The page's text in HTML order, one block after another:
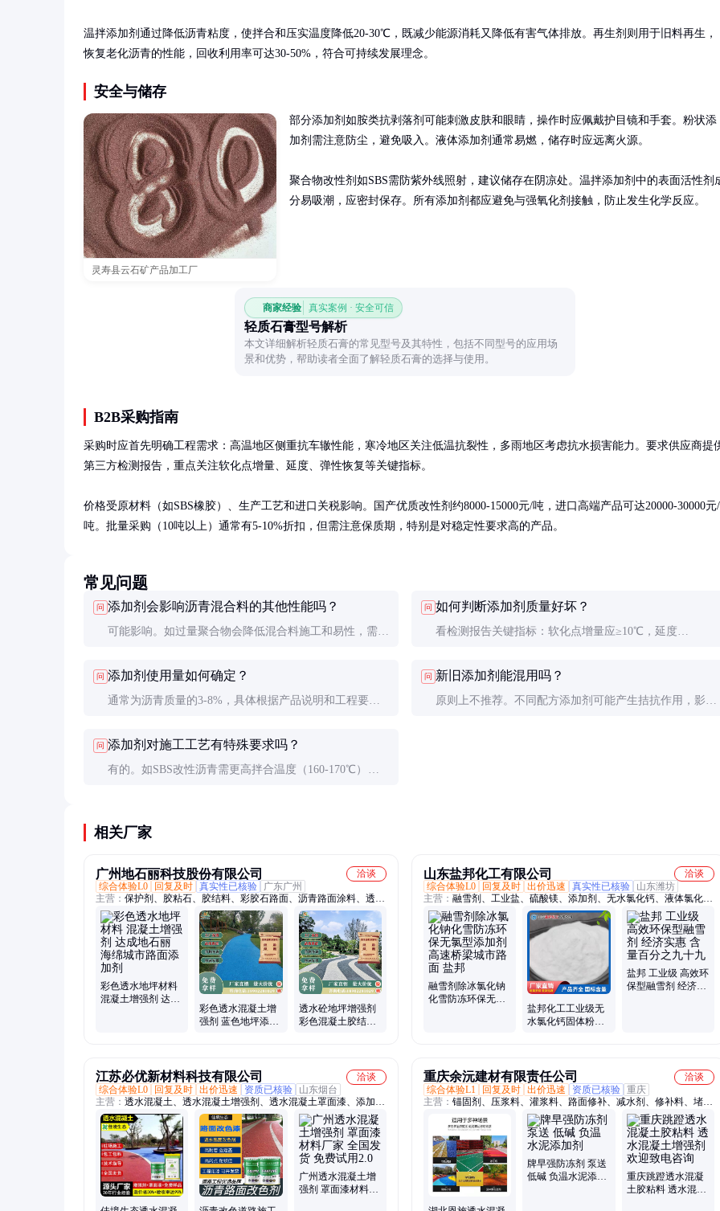
温拌添加剂通过降低沥青粘度，使拌合和压实温度降低20-30℃，既减少能源消耗又降低有害气体排放。再生剂则用于旧料再生，
恢复老化沥青的性能，回收利用率可达30-50%，符合可持续发展理念。
安全与储存
灵寿县云石矿产品加工厂
部分添加剂如胺类抗剥落剂可能刺激皮肤和眼睛，操作时应佩戴护目镜和手套。粉状添
加剂需注意防尘，避免吸入。液体添加剂通常易燃，储存时应远离火源。
聚合物改性剂如SBS需防紫外线照射，建议储存在阴凉处。温拌添加剂中的表面活性剂
分易吸潮，应密封保存。所有添加剂都应避免与强氧化剂接触，防止发生化学反应。
商家经验 真实案例 · 安全可信
轻质石膏型号解析
本文详细解析轻质石膏的常见型号及其特性，包括不同型号的应用场
景和优势，帮助读者全面了解轻质石膏的选择与使用。
B2B采购指南
采购时应首先明确工程需求：高温地区侧重抗车辙性能，寒冷地区关注低温抗裂性，多雨地区考虑抗水损害能力。要求供应商提
第三方检测报告，重点关注软化点增量、延度、弹性恢复等关键指标。
价格受原材料（如SBS橡胶）、生产工艺和进口关税影响。国产优质改性剂约8000-15000元/吨，进口高端产品可达20000-30000元/
吨。批量采购（10吨以上）通常有5-10%折扣，但需注意保质期，特别是对稳定性要求高的产品。
常见问题
问 添加剂会影响沥青混合料的其他性能吗？
可能影响。如过量聚合物会降低混合料施工和易性，需优
段验证。
问 如何判断添加剂质量好坏？
看检测报告关键指标：软化点增量应≥10℃，延度
稳定性，储存后不应出现分层或结块。
问 添加剂使用量如何确定？
通常为沥青质量的3-8%，具体根据产品说明和工程要
通过试验确定最佳掺量。
问 新旧添加剂能混用吗？
原则上不推荐。不同配方添加剂可能产生拮抗作用，影响
问 添加剂对施工工艺有特殊要求吗？
有的。如SBS改性沥青需更高拌合温度（160-170℃）和
相关厂家
广州地石丽科技股份有限公司
洽谈
综合体验L0
回复及时 真实性已核验
广东广州
主营： 保护剂、胶粘石、胶结料、彩胶石路面、沥青路面涂料、透水
沥青、石子胶粘剂、地面改色剂、石子粘接剂、混凝土地面、透水混
凝土、双丙聚氨酯、透水石地坪、砾石胶粘剂、混凝土增强剂、水泥
压印地面、改色用罩面漆、改性环氧树脂、透水地坪材料、地石丽地
坪胶、彩胶石耐候胶、透明石子胶水、混凝土罩面漆、压模地坪光亮
剂、彩胶石专用胶水
彩色透水地坪材料
混凝土增强剂 达成
彩色透水混凝土增
强剂 蓝色地坪添加
透水砼地坪增强剂
彩色混凝土胶结料
山东盐邦化工有限公司
洽谈
综合体验L0
回复及时 出价迅速 真实性已核验
山东潍坊
主营： 融雪剂、工业盐、硫酸镁、添加剂、无水氯化钙、液体氯化
钙、精制软水盐、二水氯化钙、工业氯化镁、无水亚硫酸钠
融雪剂除冰氯化钠
化雪防冻环保无氯
盐邦化工工业级无
水氯化钙固体粉末
盐邦 工业级 高效环
保型融雪剂 经济实
江苏必优新材料科技有限公司
洽谈
综合体验L0
回复及时 出价迅速 资质已核验
山东烟台
主营： 透水混凝土、透水混凝土增强剂、透水混凝土罩面漆、添加
剂、沥青改色剂、压花地坪、冷板沥青
广州透水混凝土增
强剂 罩面漆材料厂
重庆余沅建材有限责任公司
洽谈
综合体验L1
回复及时 出价迅速 资质已核验 重庆
主营： 锚固剂、压浆料、灌浆料、路面修补、减水剂、修补料、堵漏
剂、砂浆王、钢纤维、膨胀剂、速凝剂、露骨修补、抗裂砂浆、房屋
防水、桥梁加固、防水砂浆、加固砂浆、粘结砂浆、甲基纤维素、混
凝土养护液、透水混凝土增强剂
牌早强防冻剂 泵送
低碱 负温水泥添加
重庆跳蹬透水混凝
土胶粘料 透水混凝